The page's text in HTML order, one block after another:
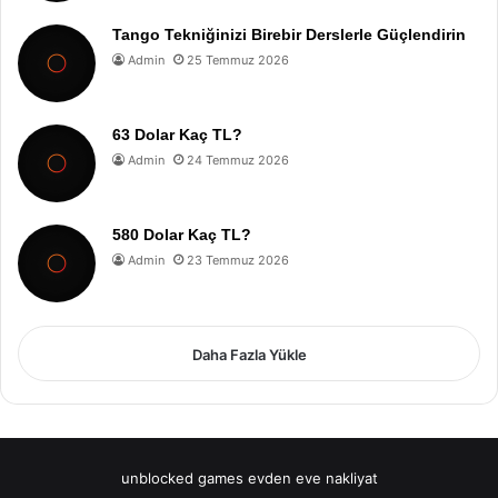
Tango Tekniğinizi Birebir Derslerle Güçlendirin
Admin 25 Temmuz 2026
63 Dolar Kaç TL?
Admin 24 Temmuz 2026
580 Dolar Kaç TL?
Admin 23 Temmuz 2026
Daha Fazla Yükle
unblocked games evden eve nakliyat